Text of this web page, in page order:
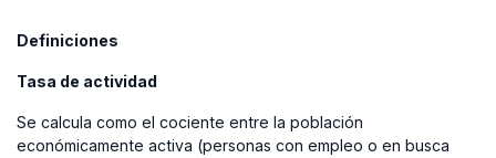
Definiciones
Tasa de actividad
Se calcula como el cociente entre la población
económicamente activa (personas con empleo o en busca